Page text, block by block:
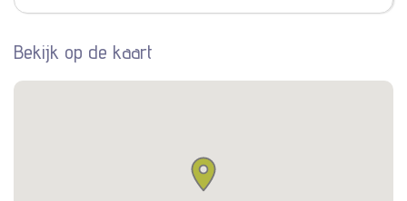
Bekijk op de kaart